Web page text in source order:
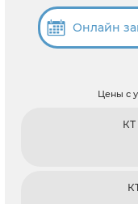
Онлайн
Цены с
КТ